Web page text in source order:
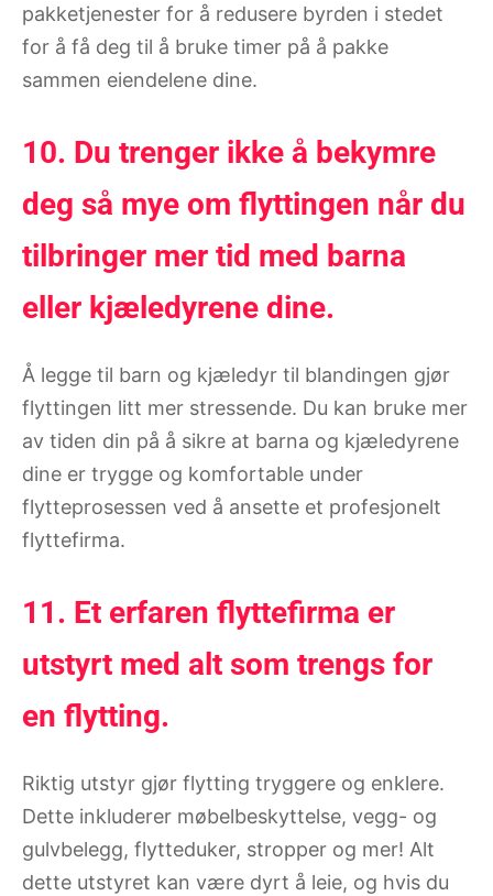
pakketjenester for å redusere byrden i stedet
for å få deg til å bruke timer på å pakke
sammen eiendelene dine.
10. Du trenger ikke å bekymre
deg så mye om flyttingen når du
tilbringer mer tid med barna
eller kjæledyrene dine.
Å legge til barn og kjæledyr til blandingen gjør
flyttingen litt mer stressende. Du kan bruke mer
av tiden din på å sikre at barna og kjæledyrene
dine er trygge og komfortable under
flytteprosessen ved å ansette et profesjonelt
flyttefirma.
11. Et erfaren flyttefirma er
utstyrt med alt som trengs for
en flytting.
Riktig utstyr gjør flytting tryggere og enklere.
Dette inkluderer møbelbeskyttelse, vegg- og
gulvbelegg, flytteduker, stropper og mer! Alt
dette utstyret kan være dyrt å leie, og hvis du